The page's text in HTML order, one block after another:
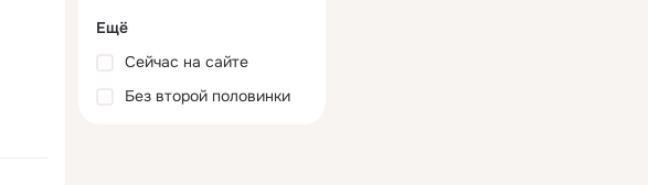
Ещё
Сейчас на сайте
Без второй половинки